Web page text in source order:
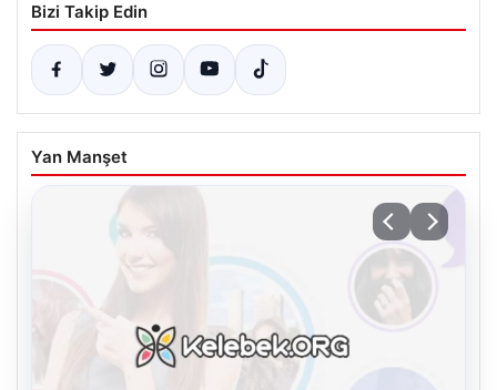
Bizi Takip Edin
Yan Manşet